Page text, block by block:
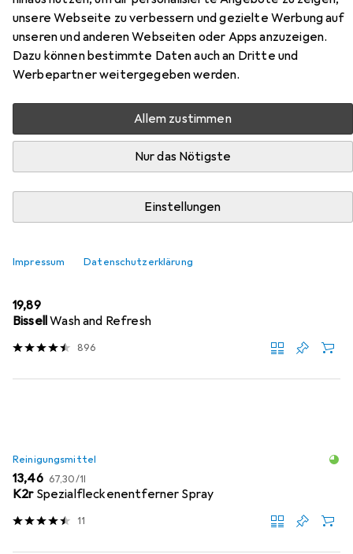
unsere Webseite zu verbessern und gezielte Werbung auf
unseren und anderen Webseiten oder Apps anzuzeigen.
Dazu können bestimmte Daten auch an Dritte und
Werbepartner weitergegeben werden.
Allem zustimmen
Nur das Nötigste
Einstellungen
Impressum Datenschutzerklärung
Hier findest du passendes Zubehör zum Produkt
Snapstyle Teppich Hochflor Shaggy Cottage aus den
Kategorien Nassreiniger Zubehör, Reinigungsmittel und
Waschmittel + Textilpflege.
Beliebt Nassreiniger Zubehör Reinigungsmittel
EUR
19,89
BissellWash and Refresh
896
Reinigungsmittel
EUR
13,46 EUR
67,30/1l
K2r Spezialfleckenentferner Spray
11